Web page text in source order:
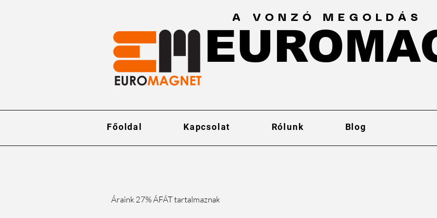
A VONZÓ MEGOLDÁS
Főoldal Kapcsolat Rólunk Blog
Áraink 27% ÁFÁT tartalmaznak